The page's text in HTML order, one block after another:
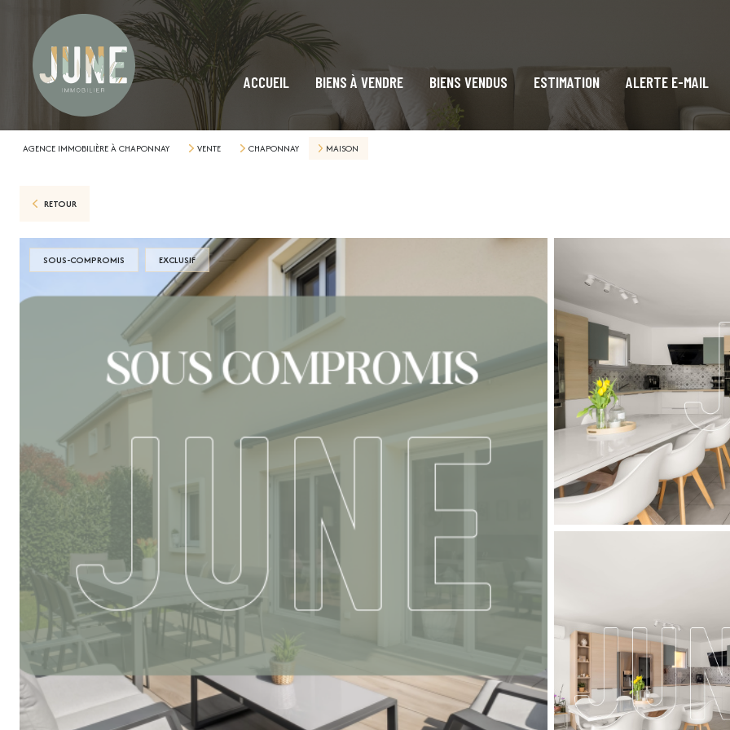
ACCUEIL BIENS À VENDRE BIENS VENDUS ESTIMATION ALERTE E-MAIL
AGENCE IMMOBILIÈRE À CHAPONNAY VENTE CHAPONNAY MAISON
RETOUR
SOUS-COMPROMIS EXCLUSIF